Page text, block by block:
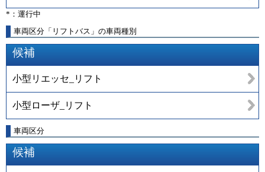
*：運行中
車両区分「リフトバス」の車両種別
候補
小型リエッセ_リフト
小型ローザ_リフト
車両区分
候補